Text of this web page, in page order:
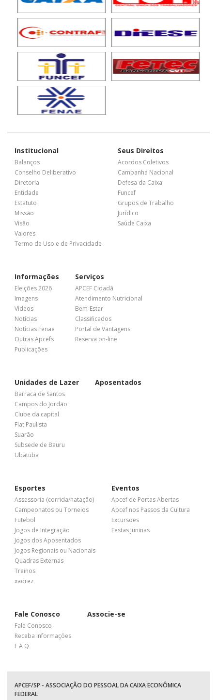
Institucional
Balanços
Conselho Deliberativo
Diretoria
Entidade
Estatuto
Missão
Visão
Valores
Termo de Uso e de Privacidade
Seus Direitos
Acordos Coletivos
Campanha Nacional
Defesa da Caixa
Funcef
Grupos de Trabalho
Jurídico
Saúde Caixa
Informações
Eleições 2026
Imagens
Vídeos
Notícias
Notícias Fenae
Outras Apcefs
Publicações
Serviços
APCEF Cidadã
Atendimento Nutricional
Bem-Estar
Classificados
Portal de Vantagens
Reserva on-line
Unidades de Lazer
Barraca de Santos
Campos do Jordão
Clube da capital
Flat Paulista
Suarão
Subsede de Bauru
Ubatuba
Aposentados
Esportes
Assessoria (corrida/natação)
Campeonatos ou Torneios
Futebol
Jogos de Integração
Jogos dos Aposentados
Jogos Regionais ou Nacionais
Quadras Externas
Treinos
xadrez
Eventos
Apcef de Portas Abertas
Apcef nos Passos da Cultura
Excursões
Festas Juninas
Fale Conosco
Fale Conosco
Receba informações
F A Q
Associe-se
APCEF/SP - ASSOCIAÇÃO DO PESSOAL DA CAIXA ECONÔMICA
FEDERAL